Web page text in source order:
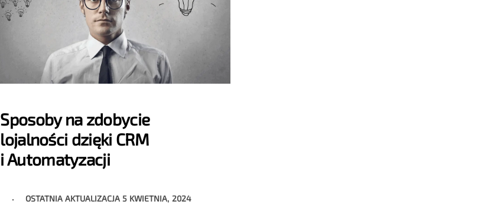
Sposoby na zdobycie
lojalności dzięki CRM
i Automatyzacji
OSTATNIA AKTUALIZACJA 5 KWIETNIA, 2024